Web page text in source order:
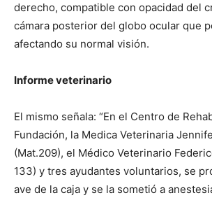
derecho, compatible con opacidad del
cámara posterior del globo ocular que
afectando su normal visión.
Informe veterinario
El mismo señala: “En el Centro de
Fundación, la Medica Veterinaria
(Mat.209), el Médico Veterinario
133) y tres ayudantes voluntarios, se
ave de la caja y se la sometió a